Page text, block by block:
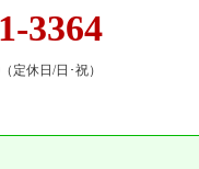
3364
（定休日/日･祝）